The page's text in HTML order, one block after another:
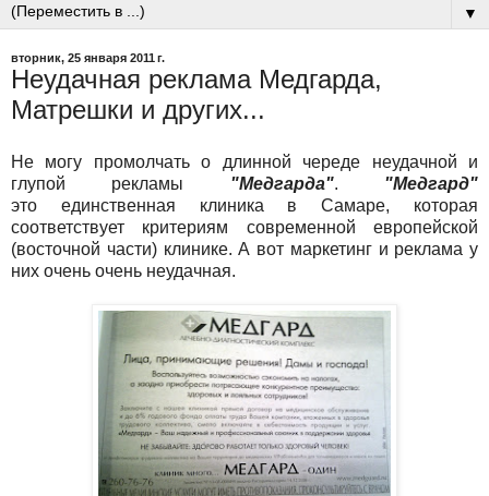
▼
вторник, 25 января 2011 г.
Неудачная реклама Медгарда,
Матрешки и других...
Не могу промолчать о длинной череде неудачной и
глупой рекламы "Медгарда". "Медгард"
это единственная клиника в Самаре, которая
соответствует критериям современной европейской
(восточной части) клинике. А вот маркетинг и реклама у
них очень очень неудачная.